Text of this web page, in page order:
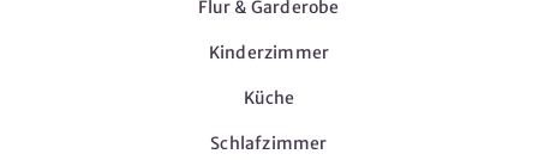
Flur & Garderobe
Kinderzimmer
Küche
Schlafzimmer